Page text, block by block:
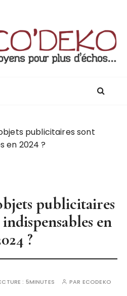
publicitaires sont
en 2024 ?
publicitaires
en
?
: 5MINUTES PAR ECODEKO